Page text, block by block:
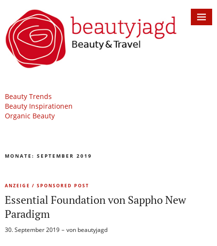
Beauty Trends
Beauty Inspirationen
Organic Beauty
MONATE: SEPTEMBER 2019
ANZEIGE / SPONSORED POST
Essential Foundation von Sappho New
Paradigm
30. September 2019 von beautyjagd